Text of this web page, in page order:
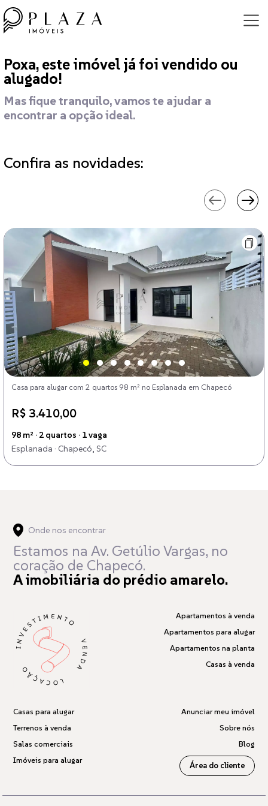
Poxa, este imóvel já foi vendido ou
alugado!
Mas fique tranquilo, vamos te ajudar a
encontrar a opção ideal.
Confira as novidades:
Casa para alugar com 2 quartos 98 m² no Esplanada em Chapecó
R$ 3.410,00
98 m² · 2 quartos · 1 vaga
Esplanada · Chapecó, SC
Onde nos encontrar
Estamos na Av. Getúlio Vargas, no
coração de Chapecó.
A imobiliária do prédio amarelo.
Apartamentos à venda
Apartamentos para alugar
Apartamentos na planta
Casas à venda
Casas para alugar
Terrenos à venda
Salas comerciais
Imóveis para alugar
Anunciar meu imóvel
Sobre nós
Blog
Área do cliente